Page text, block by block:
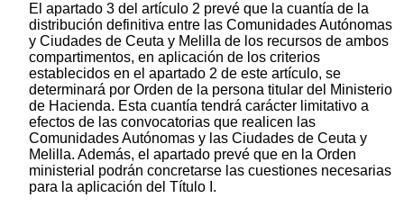
El apartado 3 del artículo 2 prevé que la cuantía de la
distribución definitiva entre las Comunidades Autónomas
y Ciudades de Ceuta y Melilla de los recursos de ambos
compartimentos, en aplicación de los criterios
establecidos en el apartado 2 de este artículo, se
determinará por Orden de la persona titular del Ministerio
de Hacienda. Esta cuantía tendrá carácter limitativo a
efectos de las convocatorias que realicen las
Comunidades Autónomas y las Ciudades de Ceuta y
Melilla. Además, el apartado prevé que en la Orden
ministerial podrán concretarse las cuestiones necesarias
para la aplicación del Título I.